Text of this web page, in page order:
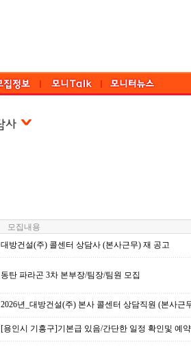
모집내용
대방건설(주) 콜센터 상담사 (본사근무) 재 공고
동탄 파라곤 3차 본부장/팀장/팀원 모집
2026년_대방건설(주) 본사 콜센터 상담직원 (본사근
[용인시 기흥구]기본급 있음/간단한 일정 확인및 예